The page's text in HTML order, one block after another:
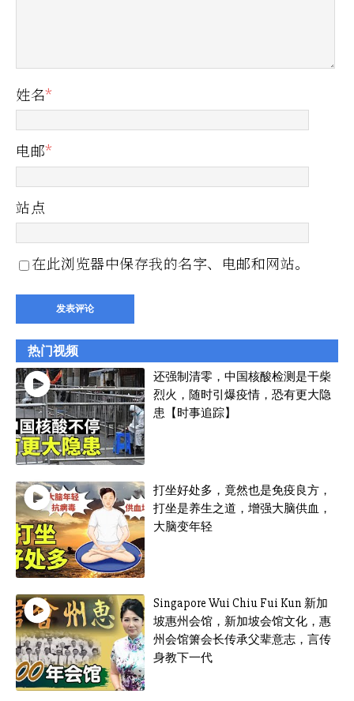
姓名*
电邮*
站点
在此浏览器中保存我的名字、电邮和网站。
热门视频
还强制清零，中国核酸检测是干柴
烈火，随时引爆疫情，恐有更大隐
患【时事追踪】
打坐好处多，竟然也是免疫良方，
打坐是养生之道，增强大脑供血，
大脑变年轻
Singapore Wui Chiu Fui Kun 新加
坡惠州会馆，新加坡会馆文化，惠
州会馆箫会长传承父辈意志，言传
身教下一代